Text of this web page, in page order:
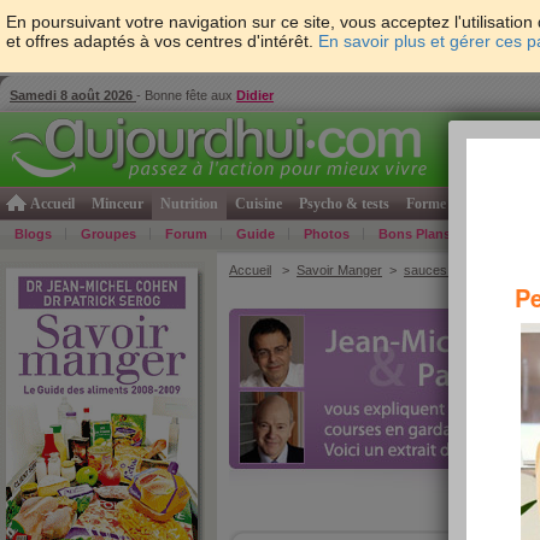
En poursuivant votre navigation sur ce site, vous acceptez
et offres adaptés à vos centres d'intérêt. En savoir plus et gérer ces
Samedi 8 août 2026 - Bonne fête aux Didier
Accueil Minceur Nutrition Cuisine Psycho & tests Forme & santé
Blogs Groupes Forum Guide Photos Bons Plans
Accueil > Savoir Manger > sauces et condiments